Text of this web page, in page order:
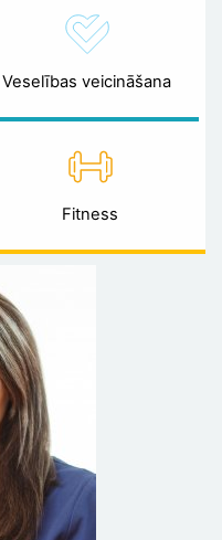
Veselības veicināšana
Fitness